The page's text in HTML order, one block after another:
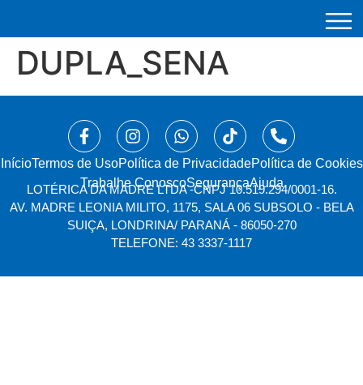
DUPLA_SENA
Início⁠Termos de UsoPolítica de PrivacidadePolítica de Cookies
Trabalhe ConoscoSegurançaAjuda
LOTÉRICA DA MADRE LTDA -CNPJ 10.519.294/0001-16.
AV. MADRE LEONIA MILITO, 1175, SALA 06 SUBSOLO - BELA
SUIÇA, LONDRINA/ PARANÁ - 86050-270
TELEFONE: 43 3337-1117